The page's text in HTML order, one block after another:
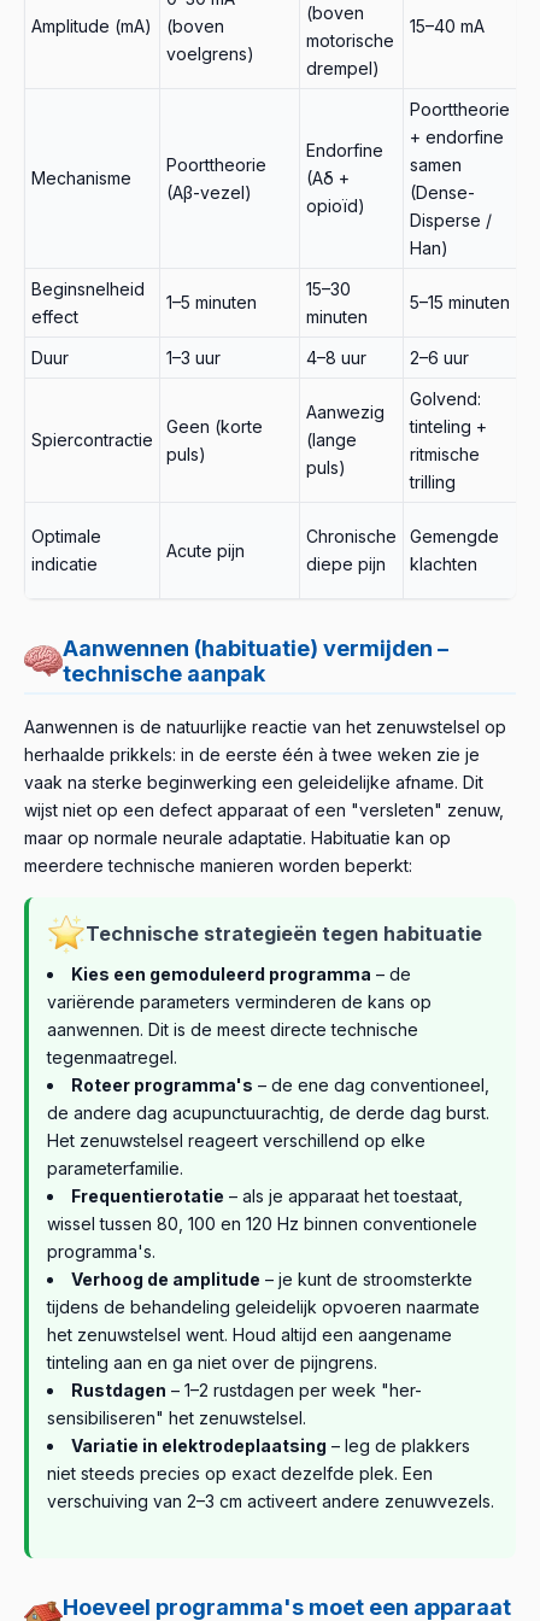
conventionele of endorfine-programma's. Goed bij
gemengde pijnpatronen (bv. diepe spierstijfheid plus
Amplitude (mA)
(boven
voelgrens)
(boven
motorische
drempel)
15–40 mA
Mechanisme
Poorttheorie
(Aβ-vezel)
Endorfine
(Aδ +
opioïd)
Poorttheorie
+ endorfine
samen
(Dense-
Disperse /
Han)
Beginsnelheid
effect
1–5 minuten
15–30
minuten
5–15 minuten
Duur 1–3 uur 4–8 uur 2–6 uur
Spiercontractie
Geen (korte
puls)
Aanwezig
(lange
puls)
Golvend:
tinteling +
ritmische
trilling
Optimale
indicatie
Acute pijn
Chronische
diepe pijn
Gemengde
klachten
Aanwennen (habituatie) vermijden –
technische aanpak
Aanwennen is de natuurlijke reactie van het zenuwstelsel op
herhaalde prikkels: in de eerste één à twee weken zie je
vaak na sterke beginwerking een geleidelijke afname. Dit
wijst niet op een defect apparaat of een "versleten" zenuw,
maar op normale neurale adaptatie. Habituatie kan op
meerdere technische manieren worden beperkt:
Technische strategieën tegen habituatie
Kies een gemoduleerd programma – de
variërende parameters verminderen de kans op
aanwennen. Dit is de meest directe technische
tegenmaatregel.
Roteer programma's – de ene dag conventioneel,
de andere dag acupunctuurachtig, de derde dag burst.
Het zenuwstelsel reageert verschillend op elke
parameterfamilie.
Frequentierotatie – als je apparaat het toestaat,
wissel tussen 80, 100 en 120 Hz binnen conventionele
programma's.
Verhoog de amplitude – je kunt de stroomsterkte
tijdens de behandeling geleidelijk opvoeren naarmate
het zenuwstelsel went. Houd altijd een aangename
tinteling aan en ga niet over de pijngrens.
Rustdagen – 1–2 rustdagen per week "her-
sensibiliseren" het zenuwstelsel.
Variatie in elektrodeplaatsing – leg de plakkers
niet steeds precies op exact dezelfde plek. Een
verschuiving van 2–3 cm activeert andere zenuwvezels.
Hoeveel programma's moet een apparaat